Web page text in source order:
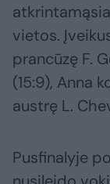
vietos.
prancūzę F.
(15:9), Anna
austrę L.
Pusfinalyje